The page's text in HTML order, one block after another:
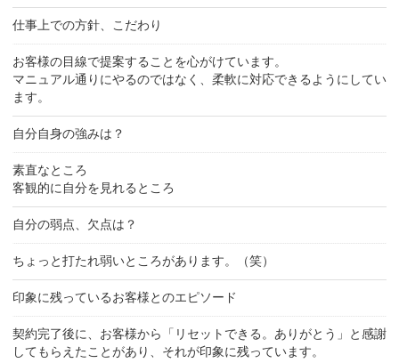
仕事上での方針、こだわり
お客様の目線で提案することを心がけています。
マニュアル通りにやるのではなく、柔軟に対応できるようにしてい
ます。
自分自身の強みは？
素直なところ
客観的に自分を見れるところ
自分の弱点、欠点は？
ちょっと打たれ弱いところがあります。（笑）
印象に残っているお客様とのエピソード
契約完了後に、お客様から「リセットできる。ありがとう」と感謝
してもらえたことがあり、それが印象に残っています。